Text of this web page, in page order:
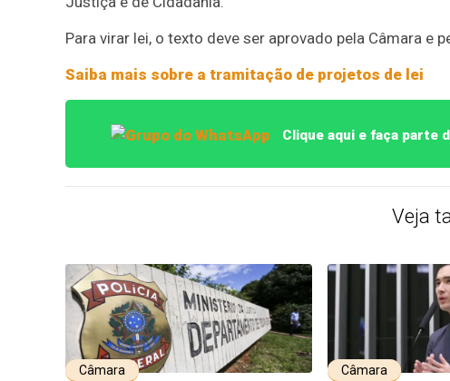
Para virar lei, o texto deve ser aprovado pela Câmara e
Saiba mais sobre a tramitação de projetos de lei
Clique aqui e faça parte
Veja
Câmara Câmara